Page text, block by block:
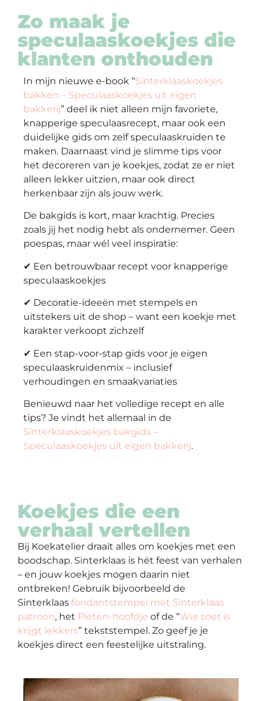
Zo maak je
speculaaskoekjes die
klanten onthouden
In mijn nieuwe e-book “Sinterklaaskoekjes
bakken – Speculaaskoekjes uit eigen
bakkerij” deel ik niet alleen mijn favoriete,
knapperige speculaasrecept, maar ook een
duidelijke gids om zelf speculaaskruiden te
maken. Daarnaast vind je slimme tips voor
het decoreren van je koekjes, zodat ze er niet
alleen lekker uitzien, maar ook direct
herkenbaar zijn als jouw werk.
De bakgids is kort, maar krachtig. Precies
zoals jij het nodig hebt als ondernemer. Geen
poespas, maar wél veel inspiratie:
✔ Een betrouwbaar recept voor knapperige
speculaaskoekjes
✔ Decoratie-ideeën met stempels en
uitstekers uit de shop – want een koekje met
karakter verkoopt zichzelf
✔ Een stap-voor-stap gids voor je eigen
speculaaskruidenmix – inclusief
verhoudingen en smaakvariaties
Benieuwd naar het volledige recept en alle
tips? Je vindt het allemaal in de
Sinterklaaskoekjes bakgids –
Speculaaskoekjes uit eigen bakkerij.
Koekjes die een
verhaal vertellen
Bij Koekatelier draait alles om koekjes met een
boodschap. Sinterklaas is hét feest van verhalen
– en jouw koekjes mogen daarin niet
ontbreken! Gebruik bijvoorbeeld de
Sinterklaas fondantstempel met Sinterklaas
patroon, het Pieten-hoofdje of de “Wie zoet is
krijgt lekkers” tekststempel. Zo geef je je
koekjes direct een feestelijke uitstraling.